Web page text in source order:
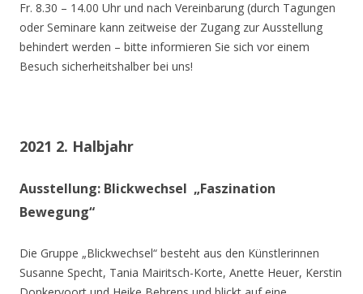
Fr. 8.30 – 14.00 Uhr und nach Vereinbarung (durch Tagungen
oder Seminare kann zeitweise der Zugang zur Ausstellung
behindert werden – bitte informieren Sie sich vor einem
Besuch sicherheitshalber bei uns!
2021 2. Halbjahr
Ausstellung: Blickwechsel „Faszination
Bewegung“
Die Gruppe „Blickwechsel“ besteht aus den Künstlerinnen
Susanne Specht, Tania Mairitsch-Korte, Anette Heuer, Kerstin